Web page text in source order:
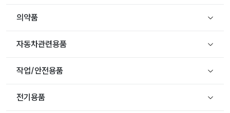
의약품
자동차관련용품
작업/안전용품
전기용품